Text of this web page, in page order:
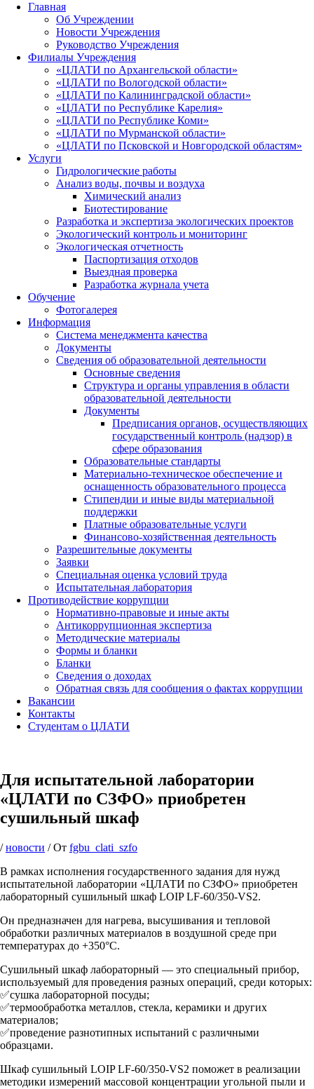
Главная
Об Учреждении
Новости Учреждения
Руководство Учреждения
Филиалы Учреждения
«ЦЛАТИ по Архангельской области»
«ЦЛАТИ по Вологодской области»
«ЦЛАТИ по Калининградской области»
«ЦЛАТИ по Республике Карелия»
«ЦЛАТИ по Республике Коми»
«ЦЛАТИ по Мурманской области»
«ЦЛАТИ по Псковской и Новгородской областям»
Услуги
Гидрологические работы
Анализ воды, почвы и воздуха
Химический анализ
Биотестирование
Разработка и экспертиза экологических проектов
Экологический контроль и мониторинг
Экологическая отчетность
Паспортизация отходов
Выездная проверка
Разработка журнала учета
Обучение
Фотогалерея
Информация
Система менеджмента качества
Документы
Сведения об образовательной деятельности
Основные сведения
Структура и органы управления в области
образовательной деятельности
Документы
Предписания органов, осуществляющих
государственный контроль (надзор) в
сфере образования
Образовательные стандарты
Материально-техническое обеспечение и
оснащенность образовательного процесса
Стипендии и иные виды материальной
поддержки
Платные образовательные услуги
Финансово-хозяйственная деятельность
Разрешительные документы
Заявки
Специальная оценка условий труда
Испытательная лаборатория
Противодействие коррупции
Нормативно-правовые и иные акты
Антикоррупционная экспертиза
Методические материалы
Формы и бланки
Бланки
Сведения о доходах
Обратная связь для сообщения о фактах коррупции
Вакансии
Контакты
Студентам о ЦЛАТИ
Для испытательной лаборатории
«ЦЛАТИ по СЗФО» приобретен
сушильный шкаф
/новости / От fgbu_clati_szfo
В рамках исполнения государственного задания для нужд
испытательной лаборатории «ЦЛАТИ по СЗФО» приобретен
лабораторный сушильный шкаф LOIP LF-60/350-VS2.
Он предназначен для нагрева, высушивания и тепловой
обработки различных материалов в воздушной среде при
температурах до +350°С.
Сушильный шкаф лабораторный — это специальный прибор,
используемый для проведения разных операций, среди которых:
✅сушка лабораторной посуды;
✅термообработка металлов, стекла, керамики и других
материалов;
✅проведение разнотипных испытаний с различными
образцами.
Шкаф сушильный LOIP LF-60/350-VS2 поможет в реализации
методики измерений массовой концентрации угольной пыли и